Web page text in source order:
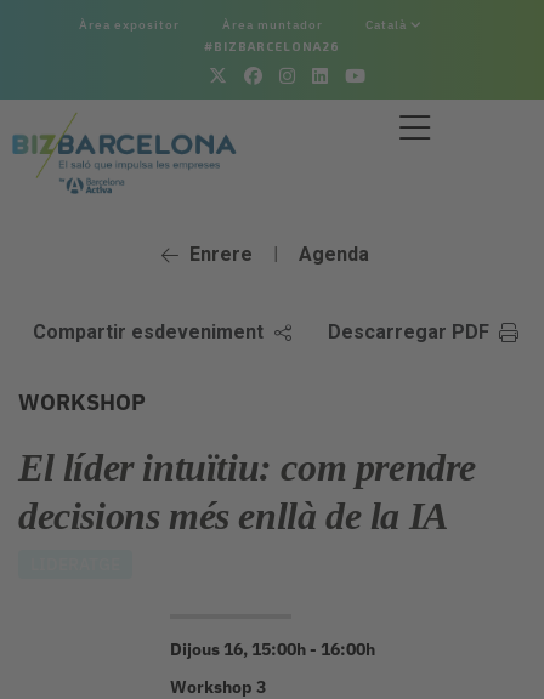
Àrea expositor Àrea muntador Català
#BIZBARCELONA26
Enrere | Agenda
Compartir esdeveniment Descarregar PDF
WORKSHOP
El líder intuïtiu: com prendre
decisions més enllà de la IA
Dijous 16, 15:00h - 16:00h
Workshop 3